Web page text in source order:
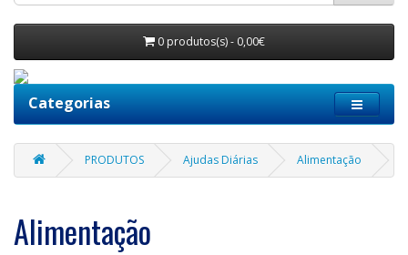
0 produtos(s) - 0,00€
Categorias
PRODUTOS Ajudas Diárias Alimentação
Alimentação